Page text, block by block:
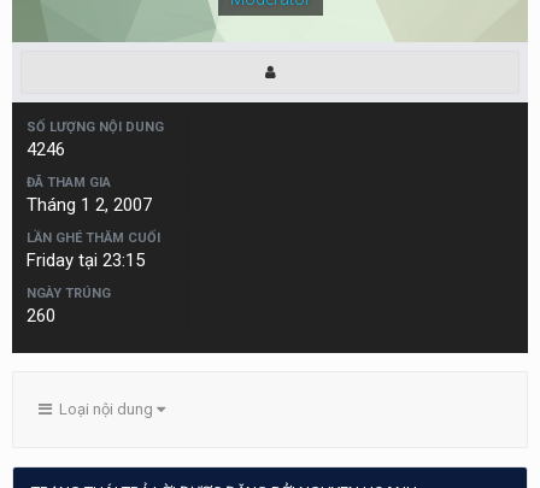
SỐ LƯỢNG NỘI DUNG
4246
ĐÃ THAM GIA
Tháng 1 2, 2007
LẦN GHÉ THĂM CUỐI
Friday tại 23:15
NGÀY TRÚNG
260
Loại nội dung